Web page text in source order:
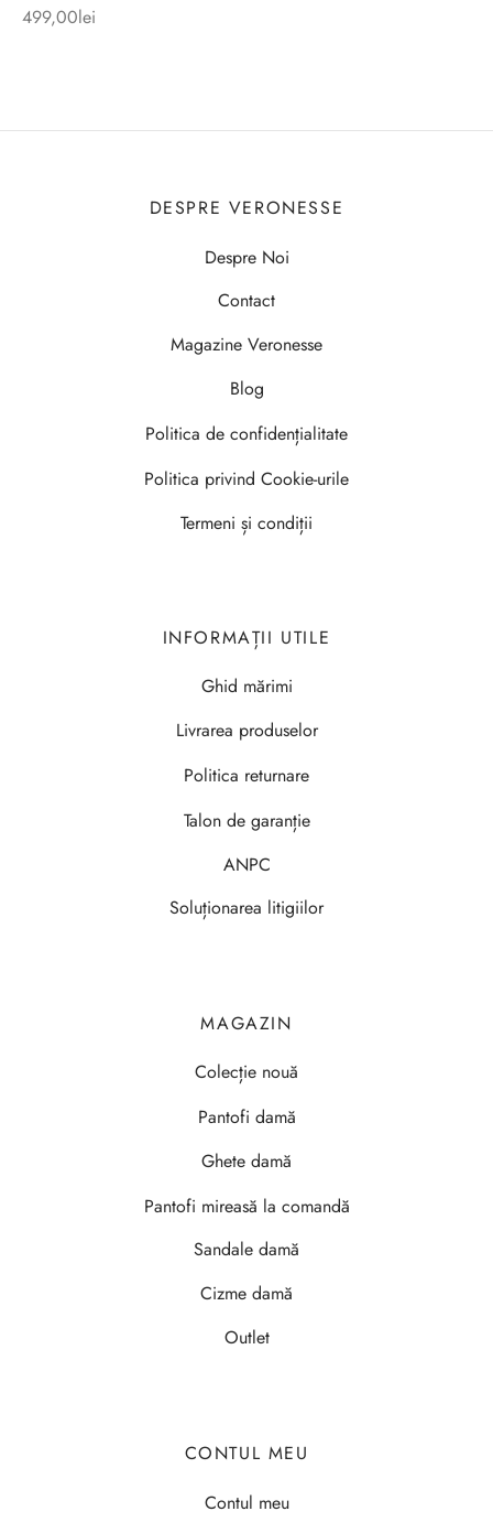
499,00lei
DESPRE VERONESSE
Despre Noi
Contact
Magazine Veronesse
Blog
Politica de confidențialitate
Politica privind Cookie-urile
Termeni și condiții
INFORMAȚII UTILE
Ghid mărimi
Livrarea produselor
Politica returnare
Talon de garanție
ANPC
Soluționarea litigiilor
MAGAZIN
Colecție nouă
Pantofi damă
Ghete damă
Pantofi mireasă la comandă
Sandale damă
Cizme damă
Outlet
CONTUL MEU
Contul meu